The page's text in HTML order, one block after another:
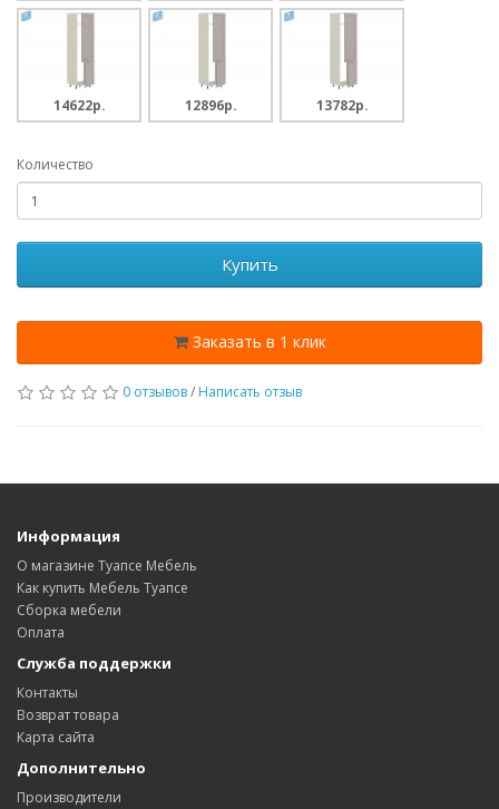
14622p. 12896p. 13782p.
Количество
Купить
Заказать в 1 клик
0 отзывов/ Написать отзыв
Информация
О магазине Туапсе Мебель
Как купить Мебель Туапсе
Сборка мебели
Оплата
Служба поддержки
Контакты
Возврат товара
Карта сайта
Дополнительно
Производители